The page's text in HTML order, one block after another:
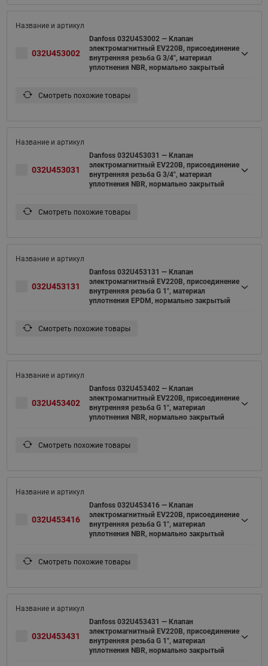
032U453002
Danfoss 032U453002 — Клапан
электромагнитный EV220B, присоединение
внутренняя резьба G 3/4", материал
уплотнения NBR, нормально закрытый
Смотреть похожие товары
032U453031
Danfoss 032U453031 — Клапан
электромагнитный EV220B, присоединение
внутренняя резьба G 3/4", материал
уплотнения NBR, нормально закрытый
Смотреть похожие товары
032U453131
Danfoss 032U453131 — Клапан
электромагнитный EV220B, присоединение
внутренняя резьба G 1", материал
уплотнения EPDM, нормально закрытый
Смотреть похожие товары
032U453402
Danfoss 032U453402 — Клапан
электромагнитный EV220B, присоединение
внутренняя резьба G 1", материал
уплотнения NBR, нормально закрытый
Смотреть похожие товары
032U453416
Danfoss 032U453416 — Клапан
электромагнитный EV220B, присоединение
внутренняя резьба G 1", материал
уплотнения NBR, нормально закрытый
Смотреть похожие товары
032U453431
Danfoss 032U453431 — Клапан
электромагнитный EV220B, присоединение
внутренняя резьба G 1", материал
уплотнения NBR, нормально закрытый